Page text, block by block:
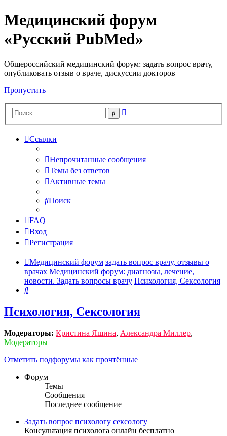
Медицинский форум
«Русский PubMed»
Общероссийский медицинский форум: задать вопрос врачу,
опубликовать отзыв о враче, дискуссии докторов
Пропустить
Поиск
Ссылки
Непрочитанные сообщения
Темы без ответов
Активные темы
Поиск
FAQ
Вход
Регистрация
Медицинский форум задать вопрос врачу, отзывы о
врачах Медицинский форум: диагнозы, лечение,
новости. Задать вопросы врачу Психология, Сексология
Поиск
Психология, Сексология
Модераторы: Кристина Яшина, Александра Миллер,
Модераторы
Отметить подфорумы как прочтённые
Форум
Темы
Сообщения
Последнее сообщение
Задать вопрос психологу сексологу
Консультация психолога онлайн бесплатно